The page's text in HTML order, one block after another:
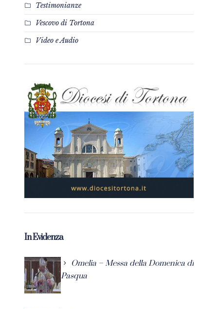
Testimonianze
Vescovo di Tortona
Video e Audio
In Evidenza
Omelia – Messa della Domenica di
Pasqua